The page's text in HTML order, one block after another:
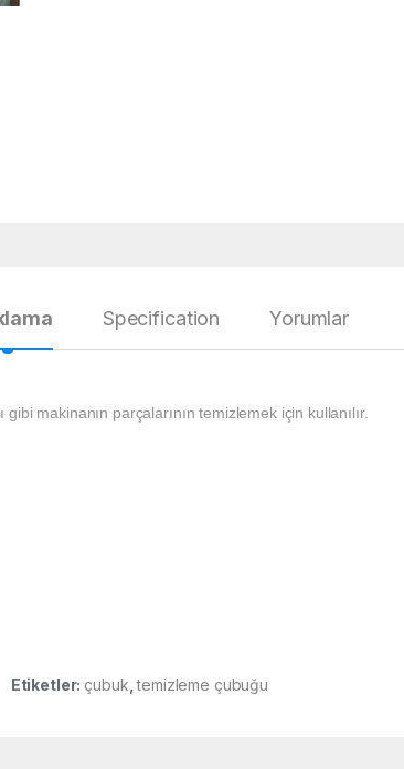
Specification Yorumlar
makinanın parçalarının temizlemek için kullanılır.
Etiketler: çubuk ,temizleme çubuğu